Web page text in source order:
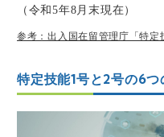
（令和5年8月末現在）
参考：出入国在留管理庁「特定
特定技能1号と2号の6つ